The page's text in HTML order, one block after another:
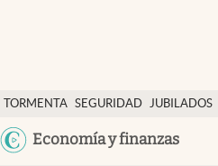
TORMENTA SEGURIDAD JUBILADOS
Economía y finanzas
Economía y finanzas
Política